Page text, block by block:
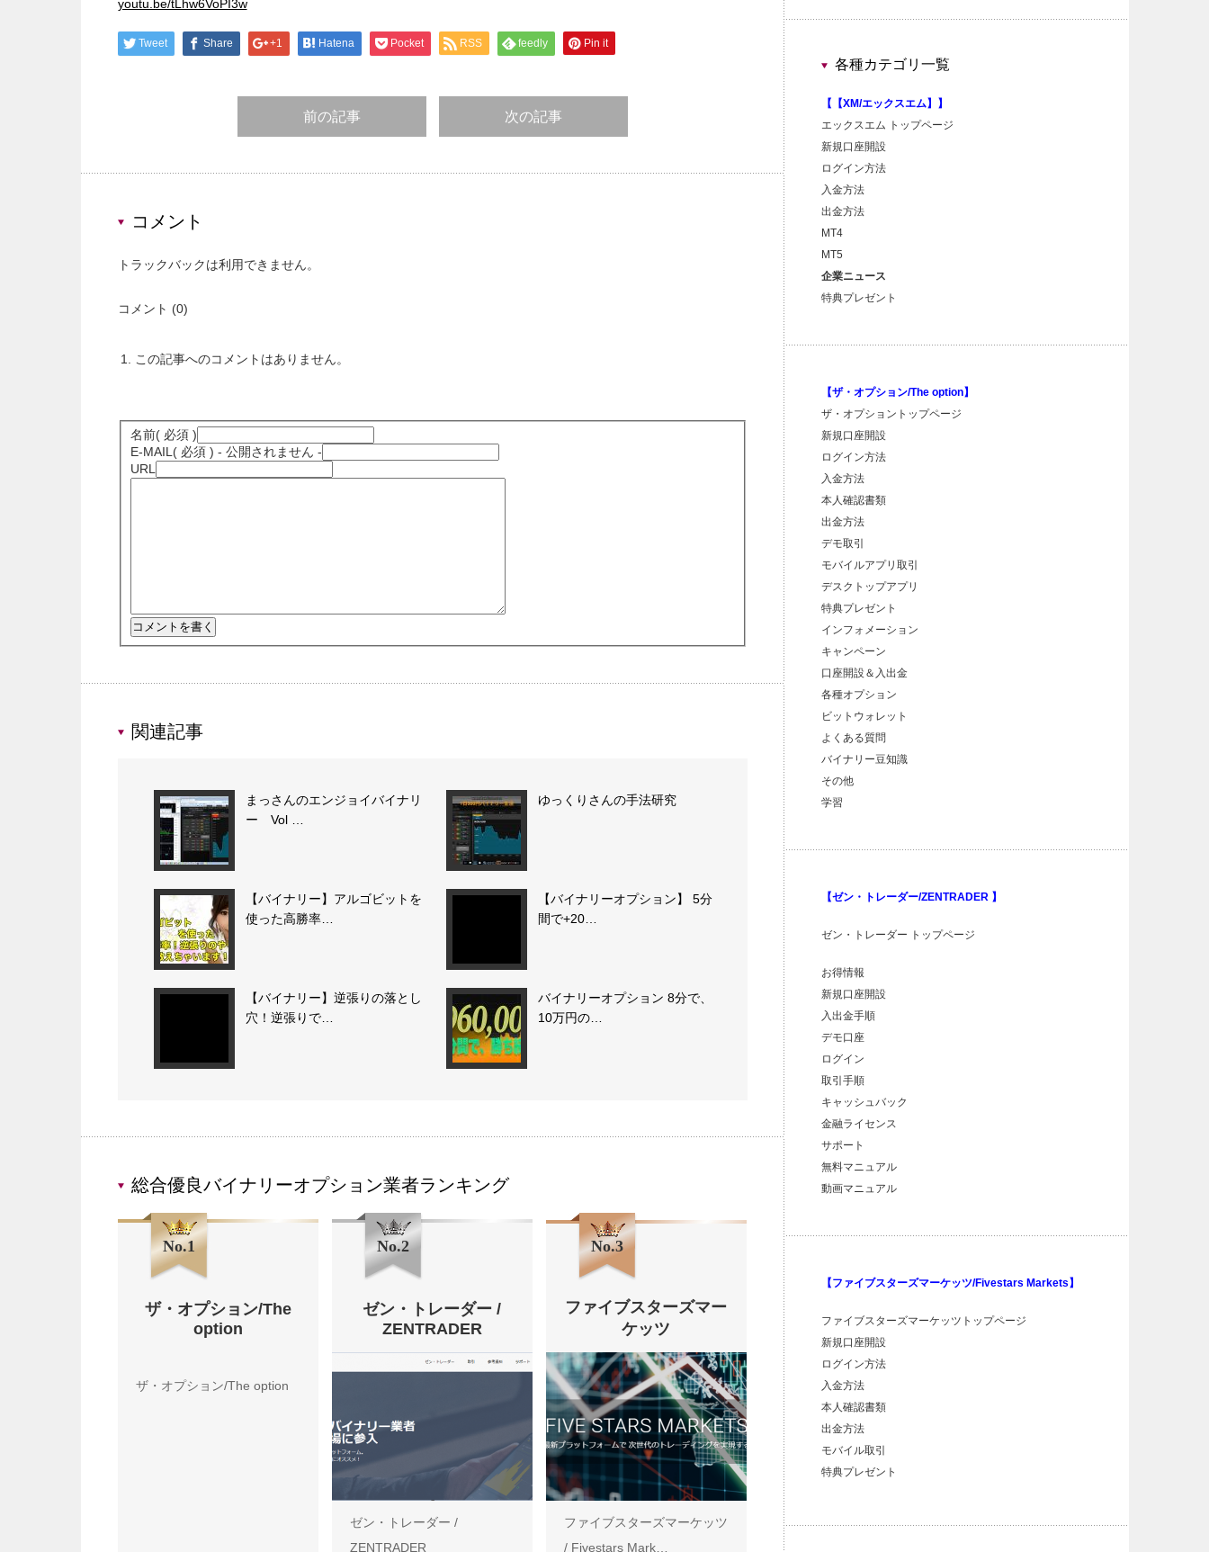
youtu.be/tLhw6VoPI3w
Tweet Share +1 Hatena Pocket RSS feedly Pin it
前の記事 次の記事
コメント
トラックバックは利用できません。
コメント (0)
この記事へのコメントはありません。
名前( 必須 )
E-MAIL ( 必須 ) - 公開されません -
URL
関連記事
まっさんのエンジョイバイナリ
ー Vol …
ゆっくりさんの手法研究
【バイナリー】アルゴビットを
使った高勝率…
【バイナリーオプション】 5分
間で+20…
【バイナリー】逆張りの落とし
穴！逆張りで…
バイナリーオプション 8分で、
10万円の…
総合優良バイナリーオプション業者ランキング
No.1
ザ・オプション/The
option
ザ・オプション/The option
No.2
ゼン・トレーダー /
ZENTRADER
ゼン・トレーダー /
ZENTRADER
No.3
ファイブスターズマー
ケッツ
ファイブスターズマーケッツ
/ Fivestars Mark…
各種カテゴリ一覧
【【XM/エックスエム】】
エックスエム トップページ
新規口座開設
ログイン方法
入金方法
出金方法
MT4
MT5
企業ニュース
特典プレゼント
【ザ・オプション/The option】
ザ・オプショントップページ
新規口座開設
ログイン方法
入金方法
本人確認書類
出金方法
デモ取引
モバイルアプリ取引
デスクトップアプリ
特典プレゼント
インフォメーション
キャンペーン
口座開設＆入出金
各種オプション
ビットウォレット
よくある質問
バイナリー豆知識
その他
学習
【ゼン・トレーダー/ZENTRADER 】
ゼン・トレーダー トップページ
お得情報
新規口座開設
入出金手順
デモ口座
ログイン
取引手順
キャッシュバック
金融ライセンス
サポート
無料マニュアル
動画マニュアル
【ファイブスターズマーケッツ/Fivestars Markets】
ファイブスターズマーケッツトップページ
新規口座開設
ログイン方法
入金方法
本人確認書類
出金方法
モバイル取引
特典プレゼント